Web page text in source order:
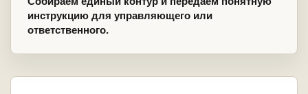
инструкцию для управляющего или
ответственного.